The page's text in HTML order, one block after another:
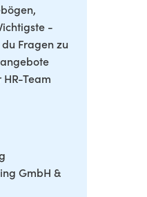
-
Fragen zu
HR-Team
GmbH &